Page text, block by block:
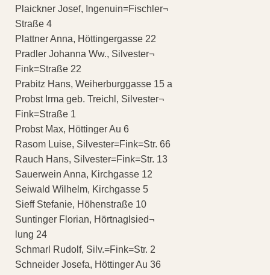
Plaickner Josef, Ingenuin=Fischler¬
Straße 4
Plattner Anna, Höttingergasse 22
Pradler Johanna Ww., Silvester¬
Fink=Straße 22
Prabitz Hans, Weiherburggasse 15 a
Probst Irma geb. Treichl, Silvester¬
Fink=Straße 1
Probst Max, Höttinger Au 6
Rasom Luise, Silvester=Fink=Str. 66
Rauch Hans, Silvester=Fink=Str. 13
Sauerwein Anna, Kirchgasse 12
Seiwald Wilhelm, Kirchgasse 5
Sieff Stefanie, Höhenstraße 10
Suntinger Florian, Hörtnaglsied¬
lung 24
Schmarl Rudolf, Silv.=Fink=Str. 2
Schneider Josefa, Höttinger Au 36